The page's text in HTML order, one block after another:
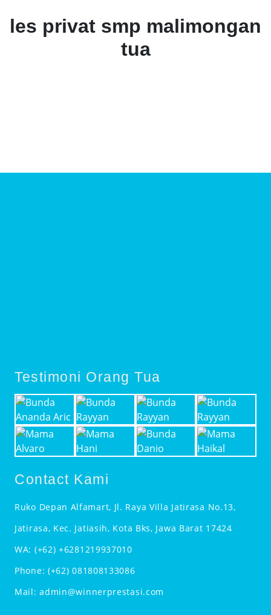
les privat smp malimongan
tua
Testimoni Orang Tua
Contact Kami
Ruko Depan Alfamart, Jl. Raya Villa Jatirasa No.13,
Jatirasa, Kec. Jatiasih, Kota Bks, Jawa Barat 17424
WA: (+62) +6281219937010
Phone: (+62) 081808133086
Mail:admin@winnerprestasi.com